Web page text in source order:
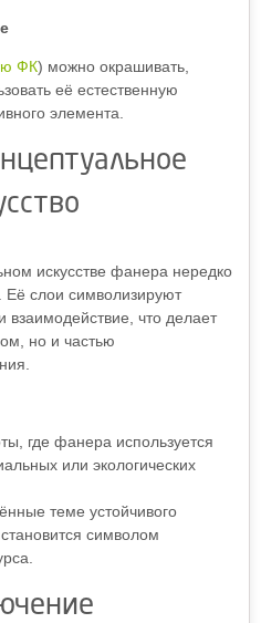
ФК) можно окрашивать,
её естественную
элемента.
искусстве фанера нередко
Её слои символизируют
взаимодействие, что делает
но и частью
где фанера используется
или экологических
теме устойчивого
символом